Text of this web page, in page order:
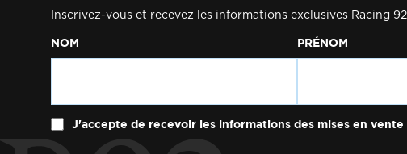
Inscrivez-vous et recevez les informations exclusives Racing 92
NOM PRÉNOM
J'accepte de recevoir les informations des mises en